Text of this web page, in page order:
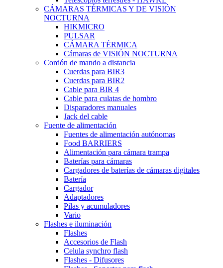
CÁMARAS TÉRMICAS Y DE VISIÓN
NOCTURNA
HIKMICRO
PULSAR
CÁMARA TÉRMICA
Cámaras de VISIÓN NOCTURNA
Cordón de mando a distancia
Cuerdas para BIR3
Cuerdas para BIR2
Cable para BIR 4
Cable para culatas de hombro
Disparadores manuales
Jack del cable
Fuente de alimentación
Fuentes de alimentación autónomas
Food BARRIERS
Alimentación para cámara trampa
Baterías para cámaras
Cargadores de baterías de cámaras digitales
Batería
Cargador
Adaptadores
Pilas y acumuladores
Vario
Flashes e iluminación
Flashes
Accesorios de Flash
Celula synchro flash
Flashes - Difusores